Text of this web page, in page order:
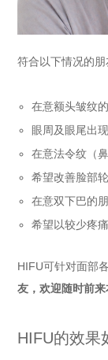
符合以下情况的朋
在意额头皱纹
眼周及眼尾出
在意法令纹（
希望改善脸部
在意双下巴的
希望以较少疼
HIFU可针对面部
友，欢迎随时前来
HIFU的效果